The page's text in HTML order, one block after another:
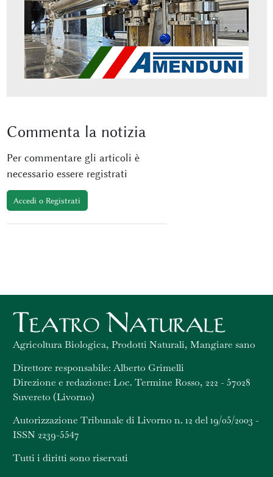
Commenta la notizia
Per commentare gli articoli è
necessario essere registrati
Accedi o Registrati
Agricoltura Biologica, Prodotti Naturali, Mangiare sano
Direttore responsabile: Alberto Grimelli
Direzione e redazione: Loc. Termine Rosso, 222 - 57028
Suvereto (Livorno)
Autorizzazione Tribunale di Livorno n. 12 del 19/05/2003 -
ISSN 2239-5547
Tutti i diritti sono riservati